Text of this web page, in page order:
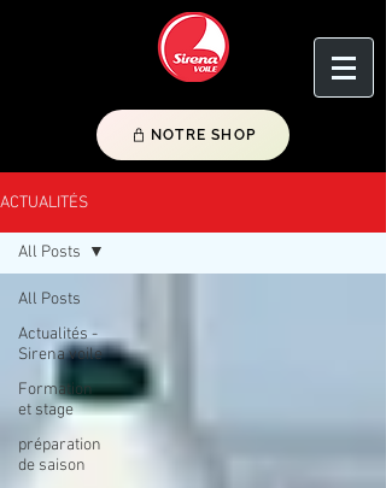
NOTRE SHOP
ACTUALITÉS
All Posts
Actualités -
Sirena voile
Formation
et stage
préparation
de saison
All Posts